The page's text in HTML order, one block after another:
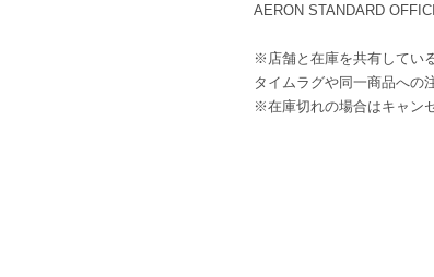
AERON STANDARD
※店舗と在庫を共有してい
タイムラグや同一商品への
※在庫切れの場合はキャン